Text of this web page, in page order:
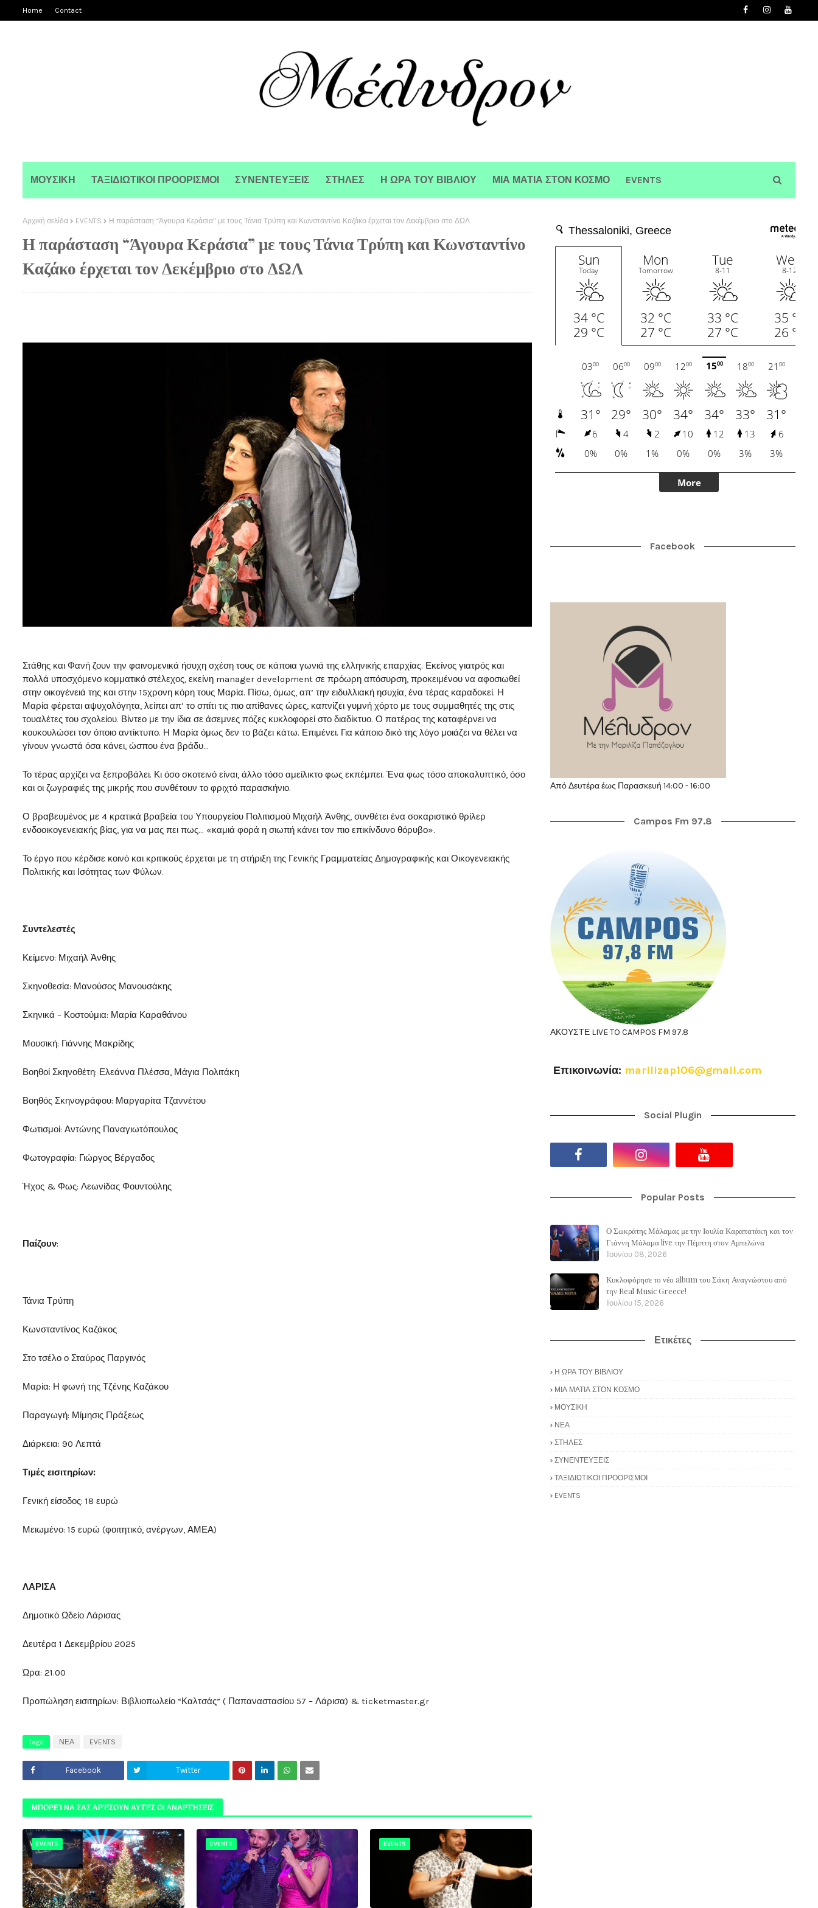
Home Contact
ΜΟΥΣΙΚΗ ΤΑΞΙΔΙΩΤΙΚΟΙ ΠΡΟΟΡΙΣΜΟΙ ΣΥΝΕΝΤΕΥΞΕΙΣ ΣΤΗΛΕΣ Η ΩΡΑ ΤΟΥ ΒΙΒΛΙΟΥ ΜΙΑ ΜΑΤΙΑ ΣΤΟΝ ΚΟΣΜΟ EVENTS
Αρχική σελίδα EVENTS Η παράσταση “Άγουρα Κεράσια” με τους Τάνια Τρύπη και Κωνσταντίνο Καζάκο έρχεται τον Δεκέμβριο στο ΔΩΛ
Η παράσταση “Άγουρα Κεράσια” με τους Τάνια Τρύπη και Κωνσταντίνο
Καζάκο έρχεται τον Δεκέμβριο στο ΔΩΛ
Στάθης και Φανή ζουν την φαινομενικά ήσυχη σχέση τους σε κάποια γωνιά της ελληνικής επαρχίας. Εκείνος γιατρός και
πολλά υποσχόμενο κομματικό στέλεχος, εκείνη manager development σε πρόωρη απόσυρση, προκειμένου να αφοσιωθεί
στην οικογένειά της και στην 15χρονη κόρη τους Μαρία. Πίσω, όμως, απ’ την ειδυλλιακή ησυχία, ένα τέρας καραδοκεί. Η
Μαρία φέρεται αψυχολόγητα, λείπει απ’ το σπίτι τις πιο απίθανες ώρες, καπνίζει γυμνή χόρτο με τους συμμαθητές της στις
τουαλέτες του σχολείου. Βίντεο με την ίδια σε άσεμνες πόζες κυκλοφορεί στο διαδίκτυο. Ο πατέρας της καταφέρνει να
κουκουλώσει τον όποιο αντίκτυπο. Η Μαρία όμως δεν το βάζει κάτω. Επιμένει. Για κάποιο δικό της λόγο μοιάζει να θέλει να
γίνουν γνωστά όσα κάνει, ώσπου ένα βράδυ…
Το τέρας αρχίζει να ξεπροβάλει. Κι όσο σκοτεινό είναι, άλλο τόσο αμείλικτο φως εκπέμπει. Ένα φως τόσο αποκαλυπτικό, όσο
και οι ζωγραφιές της μικρής που συνθέτουν το φριχτό παρασκήνιο.
Ο βραβευμένος με 4 κρατικά βραβεία του Υπουργείου Πολιτισμού Μιχαήλ Άνθης, συνθέτει ένα σοκαριστικό θρίλερ
ενδοοικογενειακής βίας, για να μας πει πως… «καμιά φορά η σιωπή κάνει τον πιο επικίνδυνο θόρυβο».
Το έργο που κέρδισε κοινό και κριτικούς έρχεται με τη στήριξη της Γενικής Γραμματείας Δημογραφικής και Οικογενειακής
Πολιτικής και Ισότητας των Φύλων.
Συντελεστές
Κείμενο: Μιχαήλ Άνθης
Σκηνοθεσία: Μανούσος Μανουσάκης
Σκηνικά – Κοστούμια: Μαρία Καραθάνου
Μουσική: Γιάννης Μακρίδης
Βοηθοί Σκηνοθέτη: Ελεάννα Πλέσσα, Μάγια Πολιτάκη
Βοηθός Σκηνογράφου: Μαργαρίτα Τζαννέτου
Φωτισμοί: Αντώνης Παναγιωτόπουλος
Φωτογραφία: Γιώργος Βέργαδος
Ήχος & Φως: Λεωνίδας Φουντούλης
Παίζουν:
Τάνια Τρύπη
Κωνσταντίνος Καζάκος
Στο τσέλο ο Σταύρος Παργινός
Μαρία: Η φωνή της Τζένης Καζάκου
Παραγωγή: Μίμησις Πράξεως
Διάρκεια: 90 Λεπτά
Τιμές εισιτηρίων:
Γενική είσοδος: 18 ευρώ
Μειωμένο: 15 ευρώ (φοιτητικό, ανέργων, ΑΜΕΑ)
ΛΑΡΙΣΑ
Δημοτικό Ωδείο Λάρισας
Δευτέρα 1 Δεκεμβρίου 2025
Ώρα: 21.00
Προπώληση εισιτηρίων: Βιβλιοπωλείο “Καλτσάς” ( Παπαναστασίου 57 – Λάρισα) & ticketmaster.gr
Tags ΝΕΑ EVENTS
Facebook Twitter
ΜΠΟΡΕΊ ΝΑ ΣΑΣ ΑΡΈΣΟΥΝ ΑΥΤΈΣ ΟΙ ΑΝΑΡΤΉΣΕΙΣ
EVENTS EVENTS EVENTS
Facebook
Από Δευτέρα έως Παρασκευή 14:00 - 16:00
Campos Fm 97.8
ΑΚΟΥΣΤΕ LIVE TO CAMPOS FM 97.8
Επικοινωνία: marilizap106@gmail.com
Social Plugin
Popular Posts
Ο Σωκράτης Μάλαμας με την Ιουλία Καραπατάκη και τον
Γιάννη Μάλαμα live την Πέμπτη στον Αμπελώνα
Ιουνίου 08, 2026
Κυκλοφόρησε το νέο album του Σάκη Αναγνώστου από
την Real Music Greece!
Ιουλίου 15, 2026
Ετικέτες
Η ΩΡΑ ΤΟΥ ΒΙΒΛΙΟΥ
ΜΙΑ ΜΑΤΙΑ ΣΤΟΝ ΚΟΣΜΟ
ΜΟΥΣΙΚΗ
ΝΕΑ
ΣΤΗΛΕΣ
ΣΥΝΕΝΤΕΥΞΕΙΣ
ΤΑΞΙΔΙΩΤΙΚΟΙ ΠΡΟΟΡΙΣΜΟΙ
EVENTS